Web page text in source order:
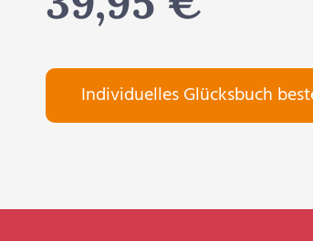
Individuelles Glücksbuch